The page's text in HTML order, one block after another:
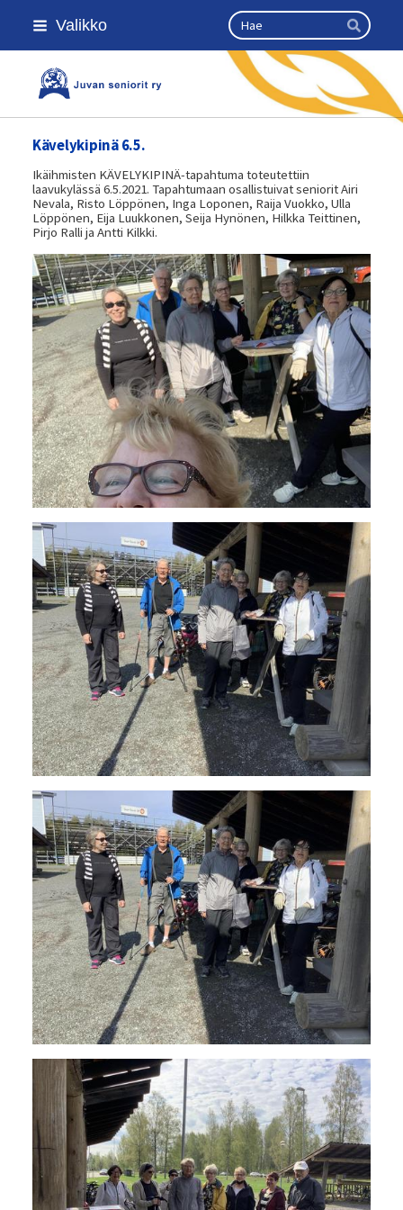
Siirry
sivun
Valikko Haku
Hae
Kansallinen senioriliitto
Kävelykipinä 6.5.
Ikäihmisten KÄVELYKIPINÄ-tapahtuma toteutettiin
laavukylässä 6.5.2021. Tapahtumaan osallistuivat seniorit Airi
Nevala, Risto Löppönen, Inga Loponen, Raija Vuokko, Ulla
Löppönen, Eija Luukkonen, Seija Hynönen, Hilkka Teittinen,
Pirjo Ralli ja Antti Kilkki.